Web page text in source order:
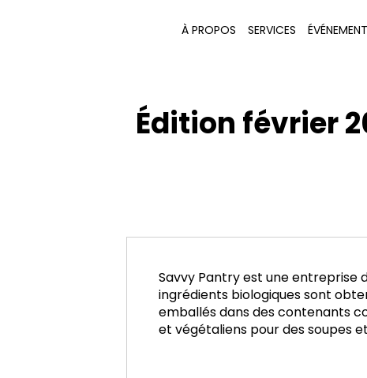
À PROPOS SERVICES
Édition février
Savvy Pantry est une entreprise
ingrédients biologiques sont
emballés dans des contenants
et végétaliens pour des soupes